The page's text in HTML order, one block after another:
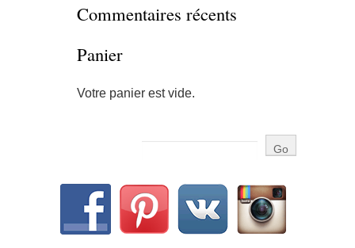
Commentaires récents
Panier
Votre panier est vide.